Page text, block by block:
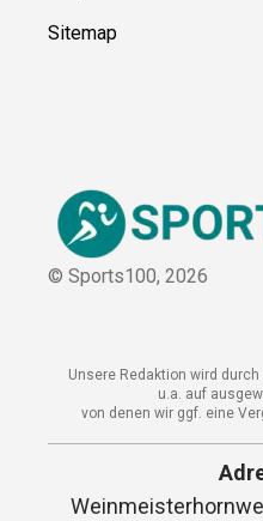
Sitemap
© Sports100, 2026
Unsere Redaktion wird
u.a. auf
von denen wir ggf. eine